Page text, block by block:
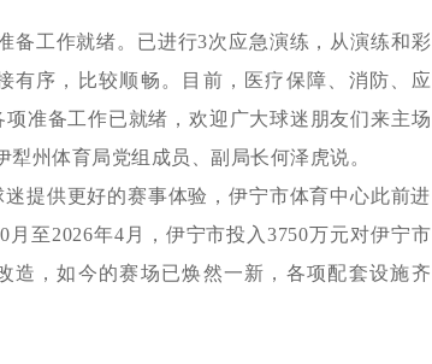
备工作就绪。已进行3次应急演练，从演练和彩
有序，比较顺畅。目前，医疗保障、消防、应
准备工作已就绪，欢迎广大球迷朋友们来主场
州体育局党组成员、副局长何泽虎说。
提供更好的赛事体验，伊宁市体育中心此前进
月至2026年4月，伊宁市投入3750万元对伊宁市
造，如今的赛场已焕然一新，各项配套设施齐